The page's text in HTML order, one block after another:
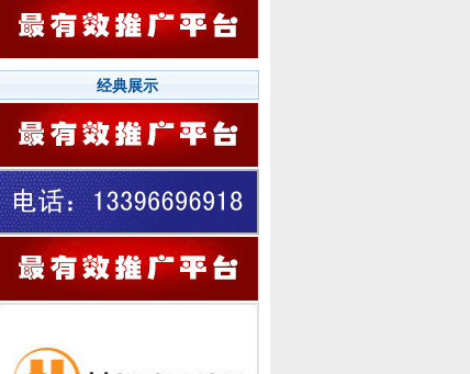
员会委员 余
委员
中国热处理行业
协会专家工作委
员会委员 于
委员
协会专家工作委
委员
中国热处理行业
协会专家工作委
经典展示